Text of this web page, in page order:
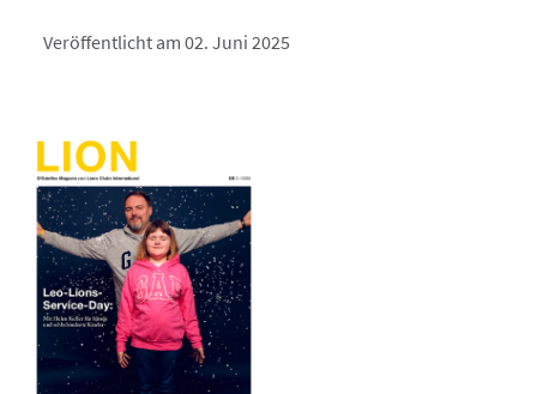
Veröffentlicht am 02. Juni 2025